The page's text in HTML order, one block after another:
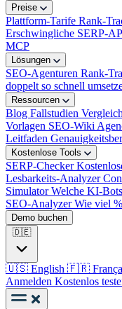
Preise
Plattform-Tarife Rank-
Erschwingliche SERP-
MCP
Lösungen
SEO-Agenturen Rank-
doppelt so schnell
Ressourcen
Blog Fallstudien
Vorlagen SEO-Wiki
Leitfaden
Kostenlose Tools
SERP-Checker
Lesbarkeits-Analyzer
SimulatorWelche KI-
SEO-AnalyzerWie viel
Demo buchen
🇩🇪
🇺🇸 English 🇫🇷
Anmelden Kostenlos